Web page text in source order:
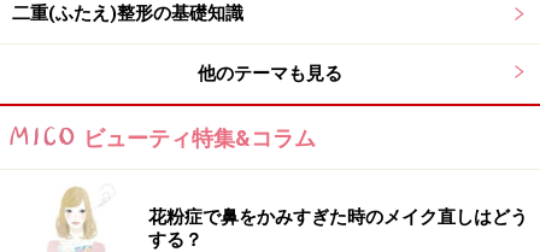
目の浮腫みは個人差の大きい部分ですが長くても2週間
ほどすれば腫れはかなり落ち着いていることがほとんど
です。
二重(ふたえ)整形の基礎知識
他のテーマも見る
ビューティ特集&コラム
花粉症で鼻をかみすぎた時のメイク直しはどう
する？